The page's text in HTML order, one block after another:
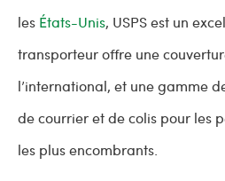
les États-Unis, USPS est un
transporteur offre une
l’international, et une gamme
de courrier et de colis pour les
les plus encombrants.